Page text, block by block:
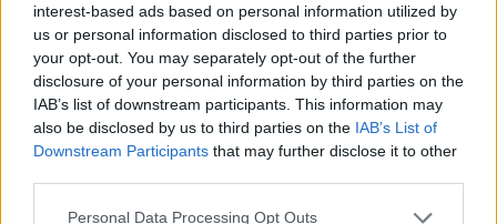
interest-based ads based on personal information utilized by
us or personal information disclosed to third parties prior to
your opt-out. You may separately opt-out of the further
disclosure of your personal information by third parties on the
IAB’s list of downstream participants. This information may
also be disclosed by us to third parties on the IAB’s List of
Downstream Participants that may further disclose it to other
Personal Data Processing Opt Outs
Τα βασικά ευρήματα των ερευνών
Το ροσμαρινικό οξύ συνδέθηκε με
μείωση της χρόνιας φλεγμονής.
Παρατηρήθηκε περιορισμός του